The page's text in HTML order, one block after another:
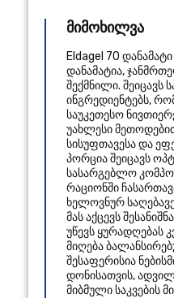
მიმოხილვა
Eldagel 70
დანამატია,
შექმნილი.
ინგრედიენტებს,
საუკეთესო
უახლესი
სისუფთავესა და
პორცია შეიცავს
სასარგებლო
რაციონში
ხელოვნურ
მას აქცევს
უწევს ყურადღებას
მიღება
შესაფერისია
დონისათვის,
მიბმული საკვების